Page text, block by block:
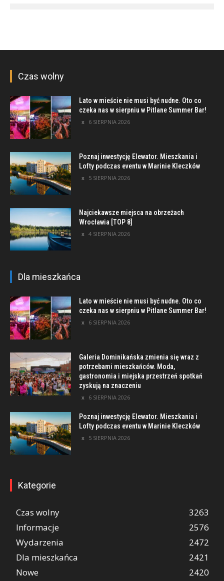
Czas wolny
Lato w mieście nie musi być nudne. Oto co
czeka nas w sierpniu w Pitlane Summer Bar!
6 SIERPNIA 2026
Poznaj inwestycję Elewator. Mieszkania i
Lofty podczas eventu w Marinie Kleczków
5 SIERPNIA 2026
Najciekawsze miejsca na obrzeżach
Wrocławia [TOP 8]
4 SIERPNIA 2026
Dla mieszkańca
Lato w mieście nie musi być nudne. Oto co
czeka nas w sierpniu w Pitlane Summer Bar!
6 SIERPNIA 2026
Galeria Dominikańska zmienia się wraz z
potrzebami mieszkańców. Moda,
gastronomia i miejska przestrzeń spotkań
zyskują na znaczeniu
6 SIERPNIA 2026
Poznaj inwestycję Elewator. Mieszkania i
Lofty podczas eventu w Marinie Kleczków
5 SIERPNIA 2026
Kategorie
Czas wolny
3263
Informacje
2576
Wydarzenia
2472
Dla mieszkańca
2421
Nowe
2420